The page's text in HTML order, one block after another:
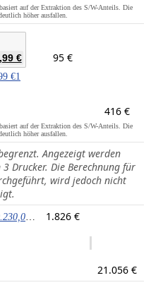
auf der Extraktion des S/W-Anteils. Die
höher ausfallen.
€
€1
95 €
416 €
auf der Extraktion des S/W-Anteils. Die
höher ausfallen.
Angezeigt werden
Drucker. Die Berechnung für
wird jedoch nicht
€ 1.826 €
21.056 €